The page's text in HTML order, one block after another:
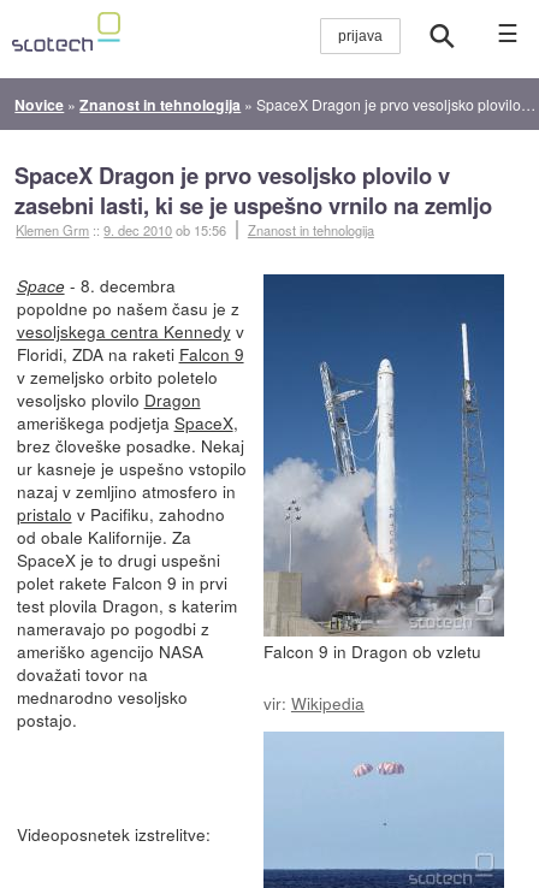
☰
Novice »Znanost in tehnologija »SpaceX Dragon je prvo vesoljsko plovilo v zasebni lasti, ki se je uspešno vrnilo na zemljo
SpaceX Dragon je prvo vesoljsko plovilo v
zasebni lasti, ki se je uspešno vrnilo na zemljo
Klemen Grm ::9. dec 2010ob 15:56 Znanost in tehnologija
Falcon 9 in Dragon ob vzletu
vir: Wikipedia
Space- 8. decembra
popoldne po našem času je z
vesoljskega centra Kennedyv
Floridi, ZDA na raketi Falcon 9
v zemeljsko orbito poletelo
vesoljsko plovilo Dragon
ameriškega podjetja SpaceX,
brez človeške posadke. Nekaj
ur kasneje je uspešno vstopilo
nazaj v zemljino atmosfero in
pristalo v Pacifiku, zahodno
od obale Kalifornije. Za
SpaceX je to drugi uspešni
polet rakete Falcon 9 in prvi
test plovila Dragon, s katerim
nameravajo po pogodbi z
ameriško agencijo NASA
dovažati tovor na
mednarodno vesoljsko
postajo.
Videoposnetek izstrelitve: